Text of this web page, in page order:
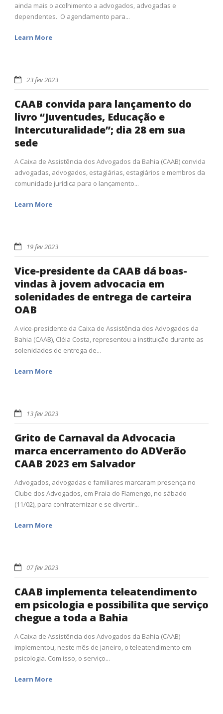
ainda mais o acolhimento a advogados, advogadas e
dependentes. O agendamento para...
Learn More
23 fev 2023
CAAB convida para lançamento do
livro “Juventudes, Educação e
Intercuturalidade”; dia 28 em sua
sede
A Caixa de Assistência dos Advogados da Bahia (CAAB) convida
advogadas, advogados, estagiárias, estagiários e membros da
comunidade jurídica para o lançamento...
Learn More
19 fev 2023
Vice-presidente da CAAB dá boas-
vindas à jovem advocacia em
solenidades de entrega de carteira
OAB
A vice-presidente da Caixa de Assistência dos Advogados da
Bahia (CAAB), Cléia Costa, representou a instituição durante as
solenidades de entrega de...
Learn More
13 fev 2023
Grito de Carnaval da Advocacia
marca encerramento do ADVerão
CAAB 2023 em Salvador
Advogados, advogadas e familiares marcaram presença no
Clube dos Advogados, em Praia do Flamengo, no sábado
(11/02), para confraternizar e se divertir...
Learn More
07 fev 2023
CAAB implementa teleatendimento
em psicologia e possibilita que serviço
chegue a toda a Bahia
A Caixa de Assistência dos Advogados da Bahia (CAAB)
implementou, neste mês de janeiro, o teleatendimento em
psicologia. Com isso, o serviço...
Learn More